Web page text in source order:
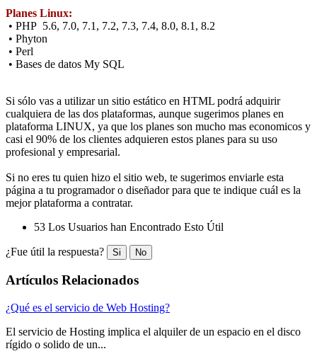
Planes Linux:
• PHP 5.6, 7.0, 7.1, 7.2, 7.3, 7.4, 8.0, 8.1, 8.2
• Phyton
• Perl
• Bases de datos My SQL
Si sólo vas a utilizar un sitio estático en HTML podrá adquirir
cualquiera de las dos plataformas, aunque sugerimos planes en
plataforma LINUX, ya que los planes son mucho mas economicos y
casi el 90% de los clientes adquieren estos planes para su uso
profesional y empresarial.
Si no eres tu quien hizo el sitio web, te sugerimos enviarle esta
página a tu programador o diseñador para que te indique cuál es la
mejor plataforma a contratar.
53 Los Usuarios han Encontrado Esto Útil
¿Fue útil la respuesta? Si No
Artículos Relacionados
¿Qué es el servicio de Web Hosting?
El servicio de Hosting implica el alquiler de un espacio en el disco
rígido o solido de un...